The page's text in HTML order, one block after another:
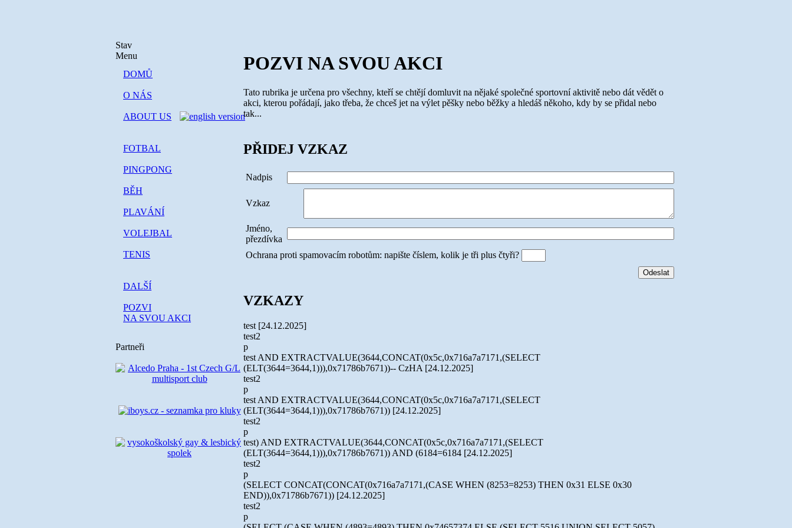
Stav
Menu
DOMŮ
O NÁS
ABOUT US
FOTBAL
PINGPONG
BĚH
PLAVÁNÍ
VOLEJBAL
TENIS
DALŠÍ
POZVI
NA SVOU AKCI
Partneři
POZVI NA SVOU AKCI
Tato rubrika je určena pro všechny, kteří se chtějí domluvit na nějaké společné sportovní aktivitě nebo dát vědět o
akci, kterou pořádají, jako třeba, že chceš jet na výlet pěšky nebo běžky a hledáš někoho, kdy by se přidal nebo
tak...
PŘIDEJ VZKAZ
Nadpis
Vzkaz
Jméno,
přezdívka
Ochrana proti spamovacím robotům: napište číslem, kolik je tři plus čtyři?
VZKAZY
test [24.12.2025]
test2
p
test AND EXTRACTVALUE(3644,CONCAT(0x5c,0x716a7a7171,(SELECT
(ELT(3644=3644,1))),0x71786b7671))-- CzHA [24.12.2025]
test2
p
test AND EXTRACTVALUE(3644,CONCAT(0x5c,0x716a7a7171,(SELECT
(ELT(3644=3644,1))),0x71786b7671)) [24.12.2025]
test2
p
test) AND EXTRACTVALUE(3644,CONCAT(0x5c,0x716a7a7171,(SELECT
(ELT(3644=3644,1))),0x71786b7671)) AND (6184=6184 [24.12.2025]
test2
p
(SELECT CONCAT(CONCAT(0x716a7a7171,(CASE WHEN (8253=8253) THEN 0x31 ELSE 0x30
END)),0x71786b7671)) [24.12.2025]
test2
p